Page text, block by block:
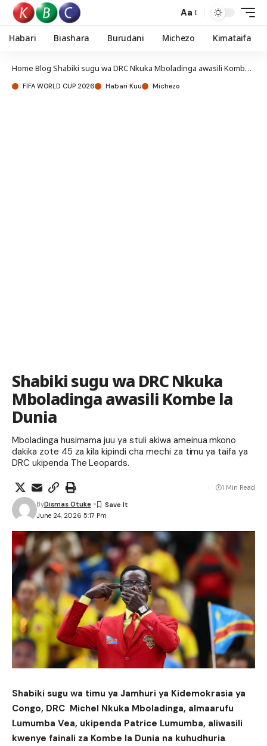
Aa
Habari Biashara Burudani Michezo Kimataifa
Home Blog Shabiki sugu wa DRC Nkuka Mboladinga awasili Kombe la Dunia
FIFA WORLD CUP 2026 Habari Kuu Michezo
Shabiki sugu wa DRC Nkuka
Mboladinga awasili Kombe la
Dunia
Mboladinga husimama juu ya stuli akiwa ameinua mkono
dakika zote 45 za kila kipindi cha mechi za timu ya taifa ya
DRC ukipenda The Leopards.
June 24, 2026 5:17 Pm
ByDismas Otuke
1 Min Read
Shabiki sugu wa timu ya Jamhuri ya Kidemokrasia ya
Congo, DRC Michel Nkuka Mboladinga, almaarufu
Lumumba Vea, ukipenda Patrice Lumumba, aliwasili
kwenye fainali za Kombe la Dunia na kuhudhuria